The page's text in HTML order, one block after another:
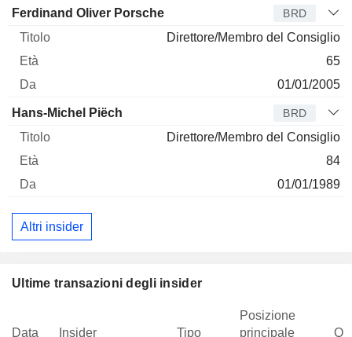
Ferdinand Oliver Porsche BRD
Direttore/Membro del Consiglio
65
01/01/2005
Hans-Michel Piëch BRD
Direttore/Membro del Consiglio
84
01/01/1989
Altri insider
Ultime transazioni degli insider
Data Insider Tipo
Posizione
principale